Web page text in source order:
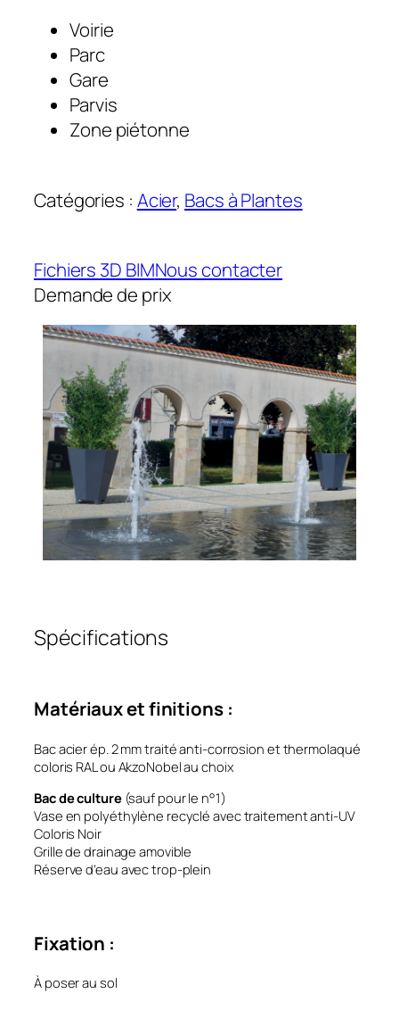
Voirie
Parc
Gare
Parvis
Zone piétonne
Catégories : Acier, Bacs à Plantes
Fichiers 3D BIMNous contacter
Demande de prix
Spécifications
Matériaux et finitions :
Bac acier ép. 2 mm traité anti-corrosion et thermolaqué
coloris RAL ou AkzoNobel au choix
Bac de culture(sauf pour le n°1)
Vase en polyéthylène recyclé avec traitement anti-UV
Coloris Noir
Grille de drainage amovible
Réserve d’eau avec trop-plein
Fixation :
À poser au sol